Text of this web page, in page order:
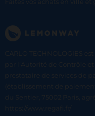
Faites vos achats en ville et
CARLO TECHNOLOGIES
par l’Autorité de Contrôle
prestataire de services de
(établissement de
du Sentier, 75002 Paris,
https://www.regafi.fr/